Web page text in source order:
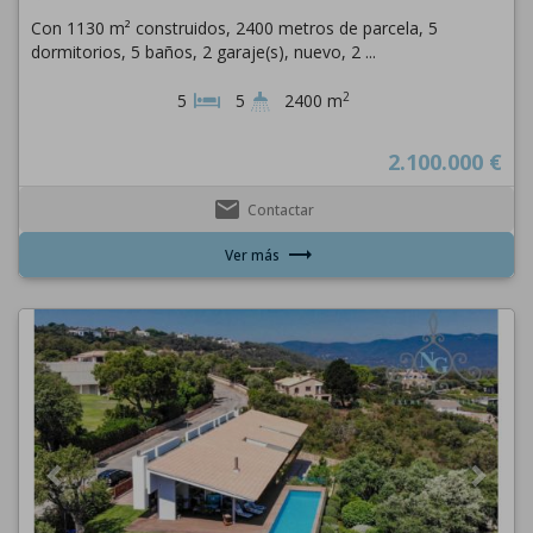
Con 1130 m² construidos, 2400 metros de parcela, 5
dormitorios, 5 baños, 2 garaje(s), nuevo, 2 ...
5 5 2400 m2
2.100.000 €
email Contactar
Ver más trending_flat
Previous Next